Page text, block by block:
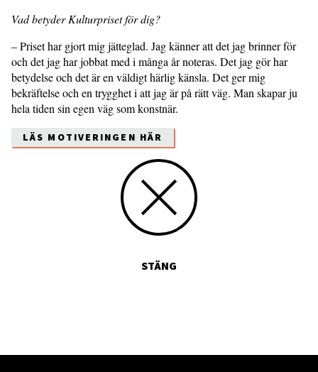
Vad betyder Kulturpriset för dig?
– Priset har gjort mig jätteglad. Jag känner att det jag brinner för
och det jag har jobbat med i många år noteras. Det jag gör har
betydelse och det är en väldigt härlig känsla. Det ger mig
bekräftelse och en trygghet i att jag är på rätt väg. Man skapar ju
hela tiden sin egen väg som konstnär.
LÄS MOTIVERINGEN HÄR
STÄNG